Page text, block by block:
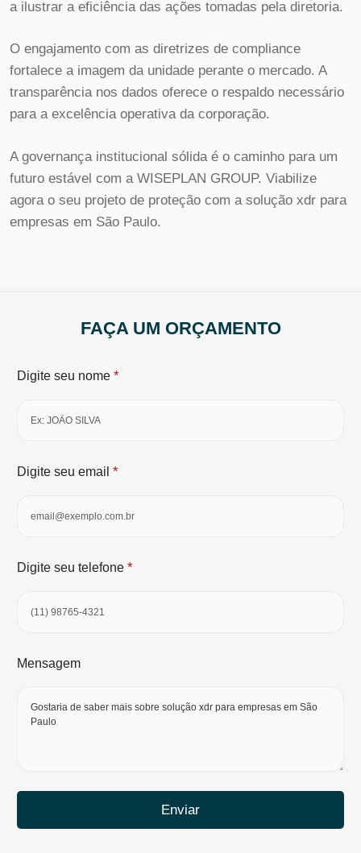
a ilustrar a eficiência das ações tomadas pela diretoria.
O engajamento com as diretrizes de compliance
fortalece a imagem da unidade perante o mercado. A
transparência nos dados oferece o respaldo necessário
para a excelência operativa da corporação.
A governança institucional sólida é o caminho para um
futuro estável com a WISEPLAN GROUP. Viabilize
agora o seu projeto de proteção com a solução xdr para
empresas em São Paulo.
FAÇA UM ORÇAMENTO
Digite seu nome *
Digite seu email *
Digite seu telefone *
Mensagem
Enviar